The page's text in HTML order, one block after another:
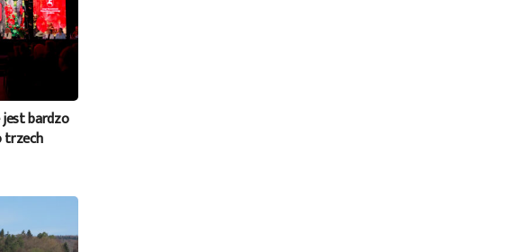
bardzo
trzech